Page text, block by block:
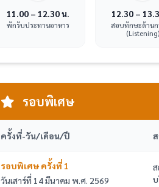
11.00 – 12.30 น.
พักรับประทานอาหาร
12.30 –
สอบทักษะด้านก
(Listening)
รอบพิเศษ
ครั้งที่-วัน/เดือน/ปี
รอบพิเศษ ครั้งที่ 1
วันเสาร์ที่ 14 มีนาคม พ.ศ. 2569